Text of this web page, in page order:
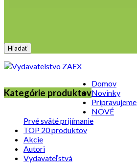
Hľadať
Kategórie produktov
Domov
Novinky
Pripravujeme
NOVÉ
Prvé sväté prijímanie
TOP 20 produktov
Akcie
Autori
Vydavateľstvá